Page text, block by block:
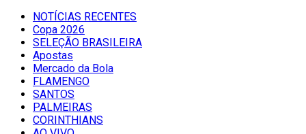
NOTÍCIAS RECENTES
Copa 2026
SELEÇÃO BRASILEIRA
Apostas
Mercado da Bola
FLAMENGO
SANTOS
PALMEIRAS
CORINTHIANS